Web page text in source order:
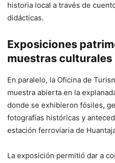
historia local a través de
didácticas.
Exposiciones
muestras culturales
En paralelo, la Oficina de
muestra abierta en la
donde se exhibieron fósiles,
fotografías históricas y
estación ferroviaria de
La exposición permitió dar a